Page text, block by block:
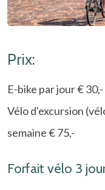
Prix:
E-bike par jour €
Vélo d'excursion
semaine € 75,-
Forfait vélo 3